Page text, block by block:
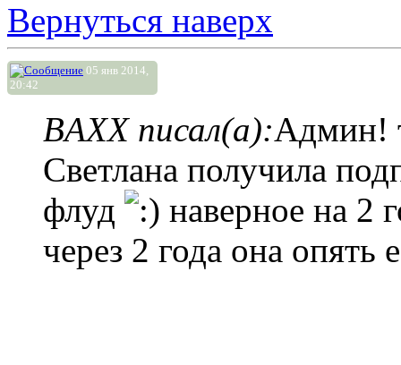
Вернуться наверх
05 янв 2014,
20:42
BAXX писал(а):Админ!
Светлана получила
флуд
наверное на 2
через 2 года она опять